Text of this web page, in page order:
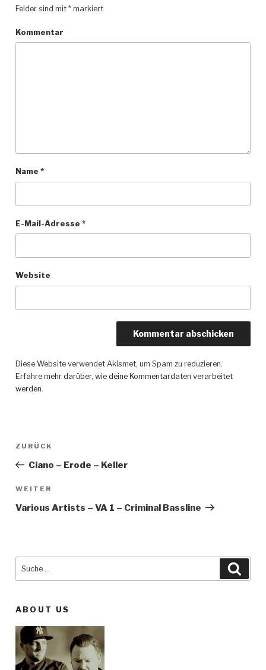
Felder sind mit *markiert
Kommentar
Name *
E-Mail-Adresse *
Website
Diese Website verwendet Akismet, um Spam zu reduzieren.
Erfahre mehr darüber, wie deine Kommentardaten verarbeitet
werden.
Beitragsnavigation
Vorheriger
ZURÜCK
Ciano – Erode – Keller
Nächster
WEITER
Various Artists – VA 1 – Criminal Bassline
ABOUT US